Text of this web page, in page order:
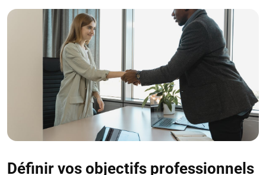
Définir vos objectifs professionnels